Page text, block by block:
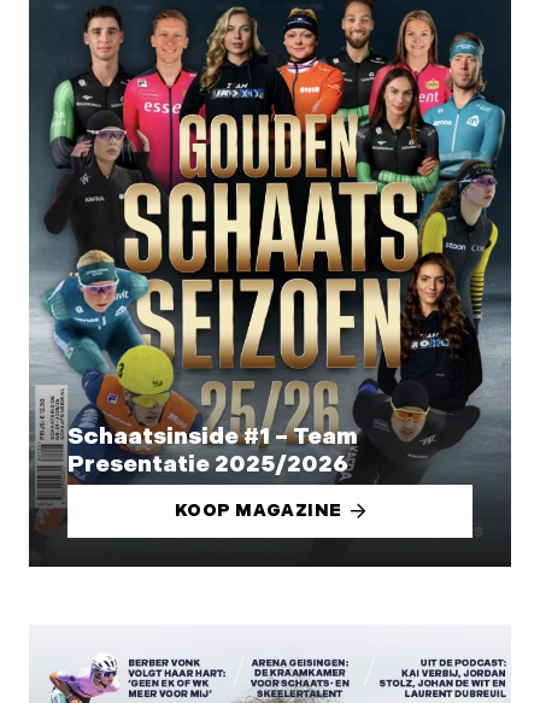
Schaatsinside #1 – Team
Presentatie 2025/2026
KOOP MAGAZINE